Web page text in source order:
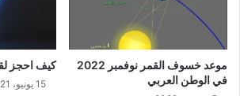
موعد خسوف القمر نوفمبر 2022
في الوطن العربي
كيف احجز
15 يونيو، 2021